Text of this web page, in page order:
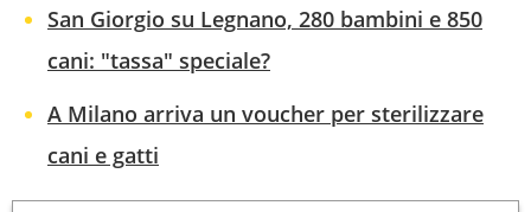
San Giorgio su Legnano, 280 bambini e 850
cani: "tassa" speciale?
A Milano arriva un voucher per sterilizzare
cani e gatti